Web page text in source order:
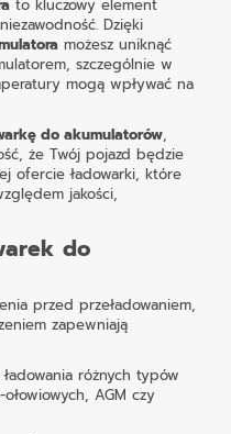
to kluczowy element
Dzięki
możesz uniknąć
szczególnie w
mogą wpływać na
do akumulatorów,
że Twój pojazd będzie
ofercie ładowarki, które
jakości,
do
przed przeładowaniem,
zapewniają
różnych typów
AGM czy